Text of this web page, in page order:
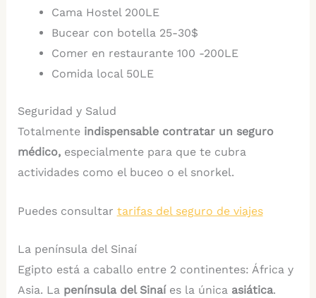
Cama Hostel 200LE
Bucear con botella 25-30$
Comer en restaurante 100 -200LE
Comida local 50LE
Seguridad y Salud
Totalmente indispensable contratar un seguro
médico, especialmente para que te cubra
actividades como el buceo o el snorkel.
Puedes consultar tarifas del seguro de viajes
La península del Sinaí
Egipto está a caballo entre 2 continentes: África y
Asia. La península del Sinaíes la única asiática.